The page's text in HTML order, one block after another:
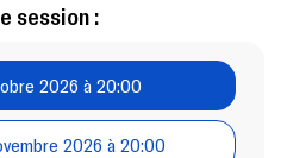
session :
2026 à 20:00
2026 à 20:00